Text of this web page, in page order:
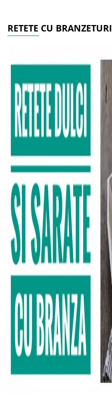
RETETE CU BRANZETURI